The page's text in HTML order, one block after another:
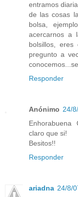
entramos
de las cosas
bolsa,
acercarnos a
bolsillos, eres
pregunto a
Responder
Anónimo 24/
Enhorabuena
claro que si!
Besitos!!
Responder
ariadna 24/8/